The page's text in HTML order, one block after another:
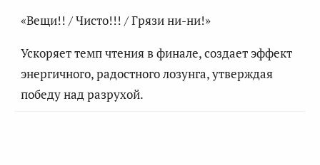
«Вещи!! / Чисто!!! / Грязи ни-ни!»
Ускоряет темп чтения в финале, создает эффект
энергичного, радостного лозунга, утверждая
победу над разрухой.